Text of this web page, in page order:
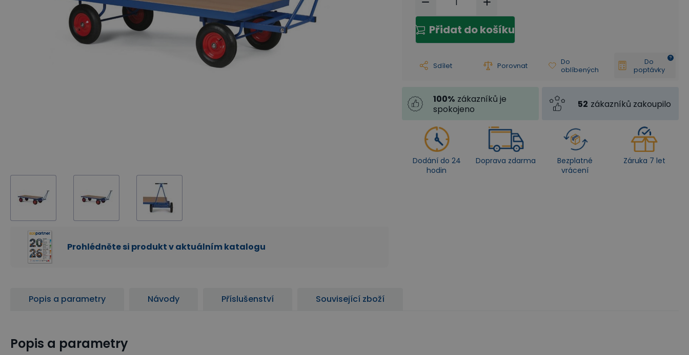
Prohlédněte si produkt v aktuálním katalogu
Přidat do košíku
Sdílet Porovnat
Do
oblíbených
Do
poptávky
100% zákazníků je
spokojeno
52 zákazníků zakoupilo
Dodání do 24
hodin
Doprava zdarma
Bezplatné
vrácení
Záruka 7 let
Popis a parametry Návody Příslušenství Související zboží
Popis a parametry